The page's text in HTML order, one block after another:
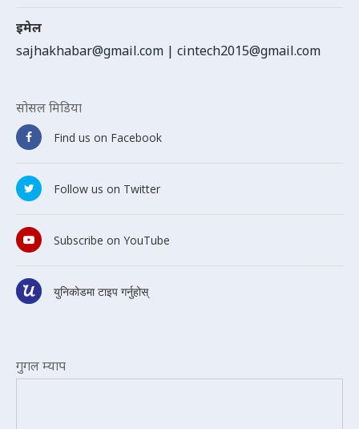
इमेल
sajhakhabar@gmail.com | cintech2015@gmail.com
सोसल मिडिया
Find us on Facebook
Follow us on Twitter
Subscribe on YouTube
युनिकोडमा टाइप गर्नुहोस्
गुगल म्याप